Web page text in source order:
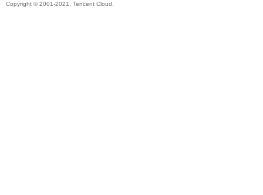
Copyright © 2001-2021, Tencent Cloud.